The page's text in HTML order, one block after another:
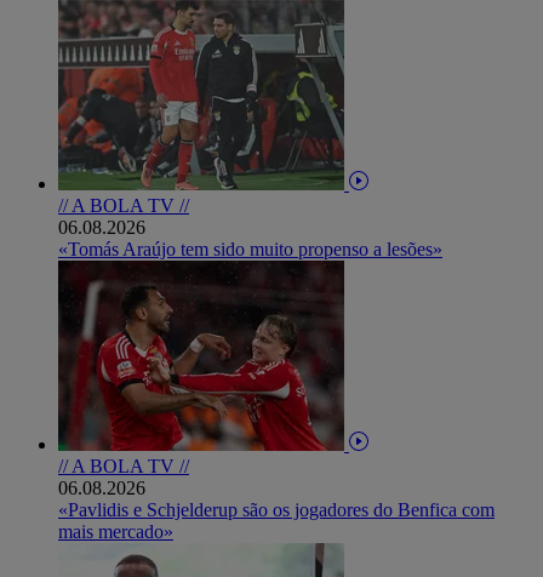
// A BOLA TV //
06.08.2026
«Tomás Araújo tem sido muito propenso a lesões»
// A BOLA TV //
06.08.2026
«Pavlidis e Schjelderup são os jogadores do Benfica com
mais mercado»